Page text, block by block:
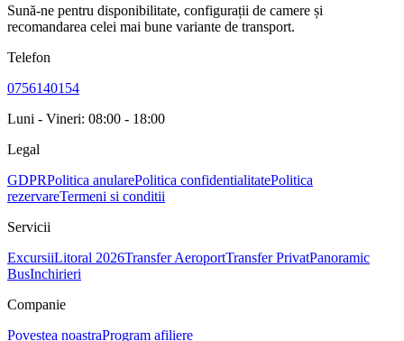
Sună-ne pentru disponibilitate, configurații de camere și
recomandarea celei mai bune variante de transport.
Telefon
0756140154
Luni - Vineri: 08:00 - 18:00
Legal
GDPRPolitica anularePolitica confidentialitatePolitica
rezervareTermeni si conditii
Servicii
ExcursiiLitoral 2026Transfer AeroportTransfer PrivatPanoramic
BusInchirieri
Companie
Povestea noastraProgram afiliere